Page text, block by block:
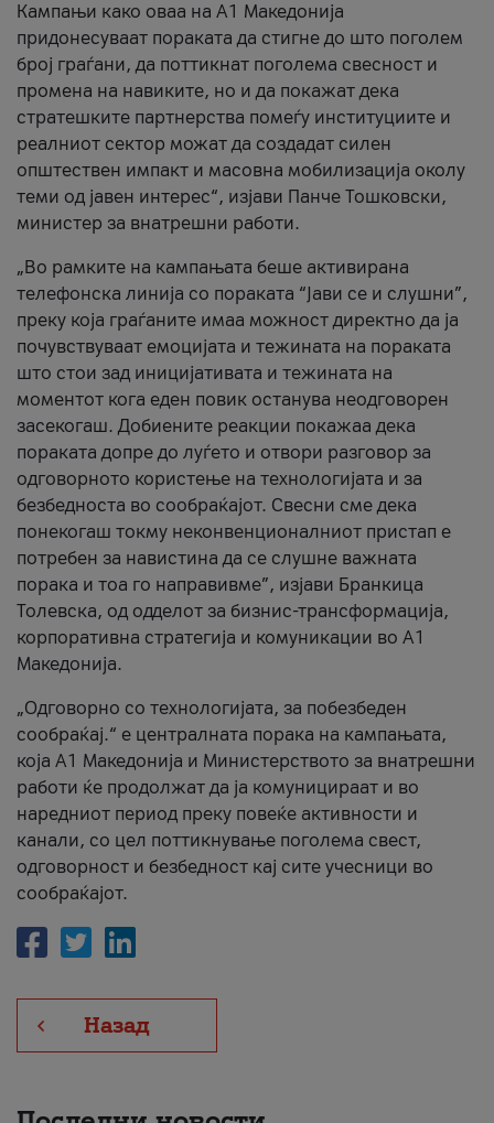
Кампањи како оваа на A1 Македонија
придонесуваат пораката да стигне до што поголем
број граѓани, да поттикнат поголема свесност и
промена на навиките, но и да покажат дека
стратешките партнерства помеѓу институциите и
реалниот сектор можат да создадат силен
општествен импакт и масовна мобилизација околу
теми од јавен интерес“, изјави Панче Тошковски,
министер за внатрешни работи.
„Во рамките на кампањата беше активирана
телефонска линија со пораката “Јави се и слушни”,
преку која граѓаните имаа можност директно да ја
почувствуваат емоцијата и тежината на пораката
што стои зад иницијативата и тежината на
моментот кога еден повик останува неодговорен
засекогаш. Добиените реакции покажаа дека
пораката допре до луѓето и отвори разговор за
одговорното користење на технологијата и за
безбедноста во сообраќајот. Свесни сме дека
понекогаш токму неконвенционалниот пристап е
потребен за навистина да се слушне важната
порака и тоа го направивме”, изјави Бранкица
Толевска, од одделот за бизнис-трансформација,
корпоративна стратегија и комуникации во А1
Македонија.
„Одговорно со технологијата, за побезбеден
сообраќај.“ е централната порака на кампањата,
која A1 Македонија и Министерството за внатрешни
работи ќе продолжат да ја комуницираат и во
наредниот период преку повеќе активности и
канали, со цел поттикнување поголема свест,
одговорност и безбедност кај сите учесници во
сообраќајот.
Назад